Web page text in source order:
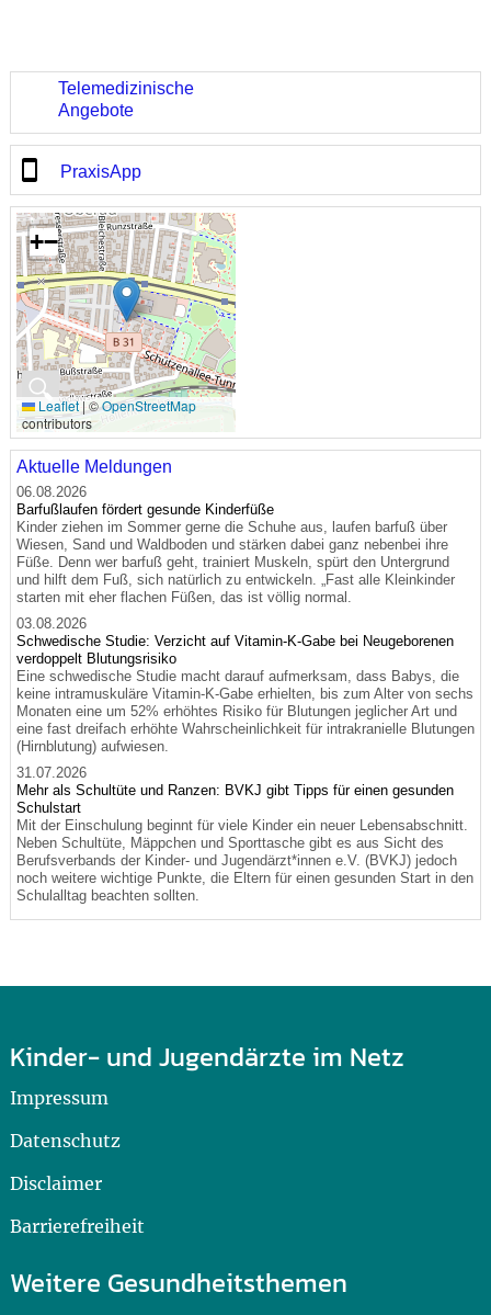
Telemedizinische
Angebote
PraxisApp
🔍
+−
Leaflet|©OpenStreetMap
contributors
Aktuelle Meldungen
06.08.2026
Barfußlaufen fördert gesunde Kinderfüße
Kinder ziehen im Sommer gerne die Schuhe aus, laufen barfuß über
Wiesen, Sand und Waldboden und stärken dabei ganz nebenbei ihre
Füße. Denn wer barfuß geht, trainiert Muskeln, spürt den Untergrund
und hilft dem Fuß, sich natürlich zu entwickeln. „Fast alle Kleinkinder
starten mit eher flachen Füßen, das ist völlig normal.
03.08.2026
Schwedische Studie: Verzicht auf Vitamin-K-Gabe bei Neugeborenen
verdoppelt Blutungsrisiko
Eine schwedische Studie macht darauf aufmerksam, dass Babys, die
keine intramuskuläre Vitamin-K-Gabe erhielten, bis zum Alter von sechs
Monaten eine um 52% erhöhtes Risiko für Blutungen jeglicher Art und
eine fast dreifach erhöhte Wahrscheinlichkeit für intrakranielle Blutungen
(Hirnblutung) aufwiesen.
31.07.2026
Mehr als Schultüte und Ranzen: BVKJ gibt Tipps für einen gesunden
Schulstart
Mit der Einschulung beginnt für viele Kinder ein neuer Lebensabschnitt.
Neben Schultüte, Mäppchen und Sporttasche gibt es aus Sicht des
Berufsverbands der Kinder- und Jugendärzt*innen e.V. (BVKJ) jedoch
noch weitere wichtige Punkte, die Eltern für einen gesunden Start in den
Schulalltag beachten sollten.
Kinder- und Jugendärzte im Netz
Impressum
Datenschutz
Disclaimer
Barrierefreiheit
Weitere Gesundheitsthemen